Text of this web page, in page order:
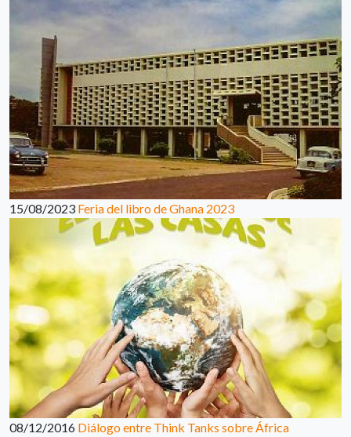
15/08/2023 Feria del libro de Ghana 2023
08/12/2016 Diálogo entre Think Tanks sobre África